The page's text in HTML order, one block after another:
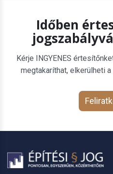
Időben
Kérje INGYENES
megtakaríthat, elkerülheti